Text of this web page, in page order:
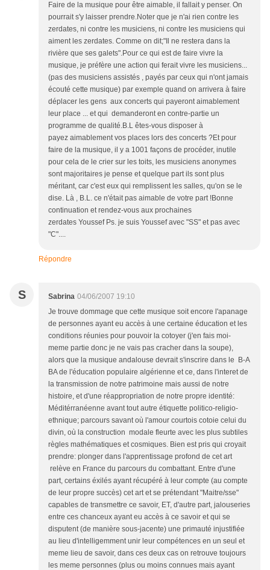
Faire de la musique pour être aimable, il fallait y penser. On
pourrait s'y laisser prendre.Noter que je n'ai rien contre les
zerdates, ni contre les musiciens, ni contre les musiciens qui
aiment les zerdates. Comme on dit;"Il ne restera dans la
rivière que ses galets".Pour ce qui est de faire vivre la
musique, je préfère une action qui ferait vivre les musiciens...
(pas des musiciens assistés , payés par ceux qui n'ont jamais
écouté cette musique) par exemple quand on arrivera à faire
déplacer les gens aux concerts qui payeront aimablement
leur place ... et qui demanderont en contre-partie un
programme de qualité.B.L êtes-vous disposer à
payez aimablement vos places lors des concerts ?Et pour
faire de la musique, il y a 1001 façons de procéder, inutile
pour cela de le crier sur les toits, les musiciens anonymes
sont majoritaires je pense et quelque part ils sont plus
méritant, car c'est eux qui remplissent les salles, qu'on se le
dise. Là , B.L. ce n'était pas aimable de votre part !Bonne
continuation et rendez-vous aux prochaines
zerdates Youssef Ps. je suis Youssef avec "SS" et pas avec
"C"....
Répondre
S Sabrina 04/06/2007 19:10
Je trouve dommage que cette musique soit encore l'apanage
de personnes ayant eu accès à une certaine éducation et les
conditions réunies pour pouvoir la cotoyer (j'en fais moi-
meme partie donc je ne vais pas cracher dans la soupe),
alors que la musique andalouse devrait s'inscrire dans le B-A
BA de l'éducation populaire algérienne et ce, dans l'interet de
la transmission de notre patrimoine mais aussi de notre
histoire, et d'une réappropriation de notre propre identité:
Méditérranéenne avant tout autre étiquette politico-religio-
ethnique; parcours savant où l'amour courtois cotoie celui du
divin, où la construction modale fleurte avec les plus subtiles
règles mathématiques et cosmiques. Bien est pris qui croyait
prendre: plonger dans l'apprentissage profond de cet art
relève en France du parcours du combattant. Entre d'une
part, certains éxilés ayant récupéré à leur compte (au compte
de leur propre succès) cet art et se prétendant "Maitre/sse"
capables de transmettre ce savoir, ET, d'autre part, jalouseries
entre ces chanceux ayant eu accès à ce savoir et qui se
disputent (de manière sous-jacente) une primauté injustifiée
au lieu d'intelligemment unir leur compétences en un seul et
meme lieu de savoir, dans ces deux cas on retrouve toujours
les meme personnes (plus ou moins connues mais ayant